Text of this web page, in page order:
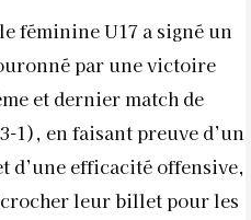
féminine U17 a signé un
par une victoire
et dernier match de
1), en faisant preuve d’un
d’une efficacité offensive,
leur billet pour les